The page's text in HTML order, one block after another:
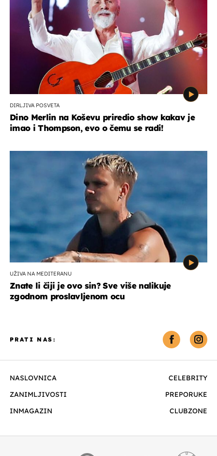
DIRLJIVA POSVETA
Dino Merlin na Koševu priredio show kakav je
imao i Thompson, evo o čemu se radi!
UŽIVA NA MEDITERANU
Znate li čiji je ovo sin? Sve više nalikuje
zgodnom proslavljenom ocu
NASLOVNICA
CELEBRITY
ZANIMLJIVOSTI
PREPORUKE
INMAGAZIN
CLUBZONE
PRATI NAS: